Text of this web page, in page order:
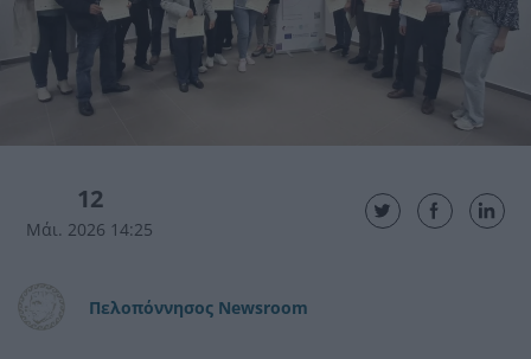
12
Μάι. 2026 14:25
Πελοπόννησος Newsroom